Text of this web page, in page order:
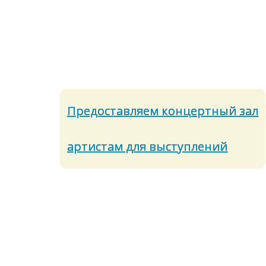
Предоставляем концертный зал
артистам для выступлений